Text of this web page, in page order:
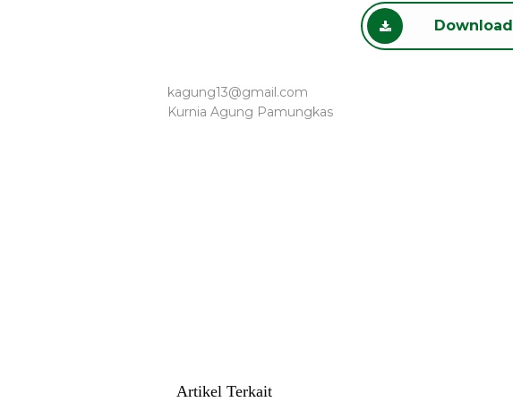
Download
kagung13@gmail.com
Kurnia Agung Pamungkas
Artikel Terkait